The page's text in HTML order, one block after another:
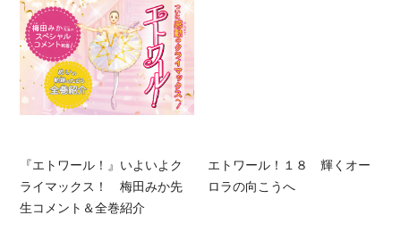
『エトワール！』いよいよク
ライマックス！ 梅田みか先
生コメント＆全巻紹介
エトワール！１８ 輝くオー
ロラの向こうへ